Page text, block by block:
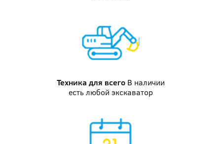
Техника для всего В наличии
есть любой экскаватор